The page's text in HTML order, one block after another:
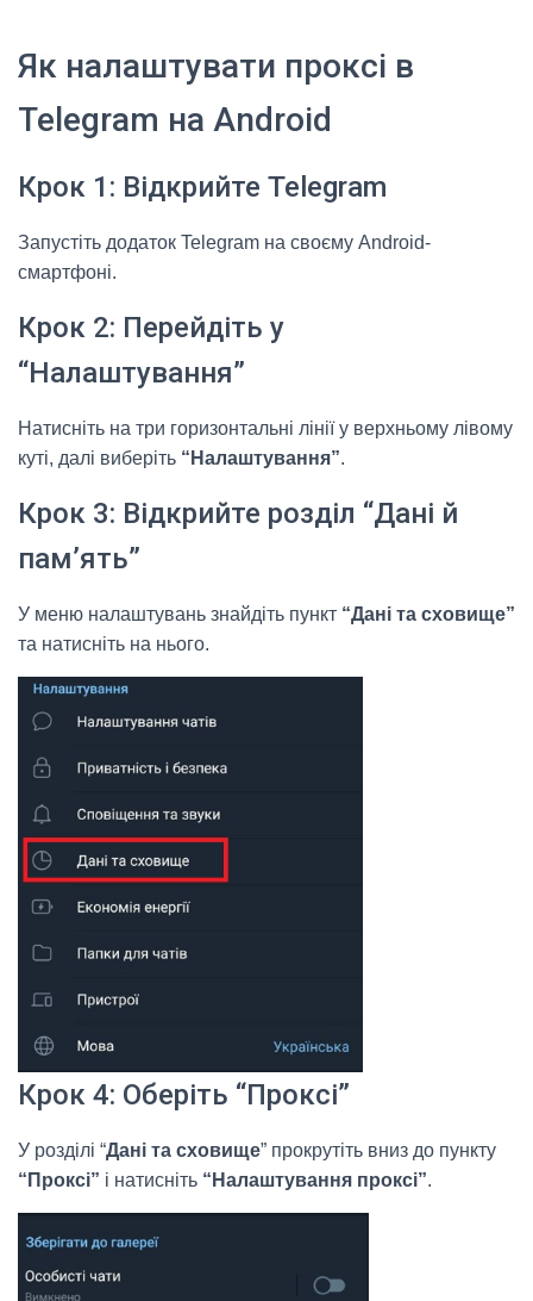
Як налаштувати проксі в
Telegram на Android
Крок 1: Відкрийте Telegram
Запустіть додаток Telegram на своєму Android-
смартфоні.
Крок 2: Перейдіть у
“Налаштування”
Натисніть на три горизонтальні лінії у верхньому лівому
куті, далі виберіть “Налаштування”.
Крок 3: Відкрийте розділ “Дані й
пам’ять”
У меню налаштувань знайдіть пункт “Дані та сховище”
та натисніть на нього.
Крок 4: Оберіть “Проксі”
У розділі “Дані та сховище” прокрутіть вниз до пункту
“Проксі” і натисніть “Налаштування проксі”.